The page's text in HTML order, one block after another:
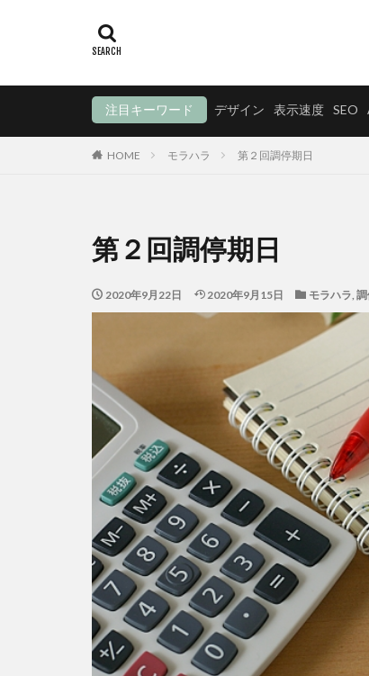
注目キーワード デザイン 表示速度 SEO
HOME モラハラ 第２回調停期日
第２回調停期日
2020年9月22日 2020年9月15日 モラハラ,